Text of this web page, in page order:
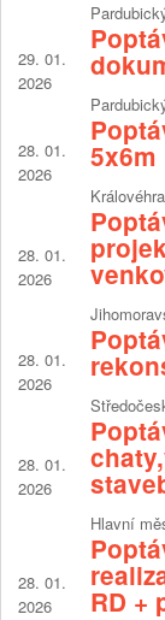
29. 01.
2026
28. 01.
2026
5x6m
28. 01.
2026
28. 01.
2026
28. 01.
2026
Hlavní
28. 01.
2026
RD +